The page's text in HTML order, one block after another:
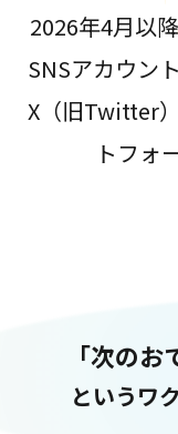
2026年4月以
SNSアカウン
X（旧Twitter
トフォ
「次の
というワ